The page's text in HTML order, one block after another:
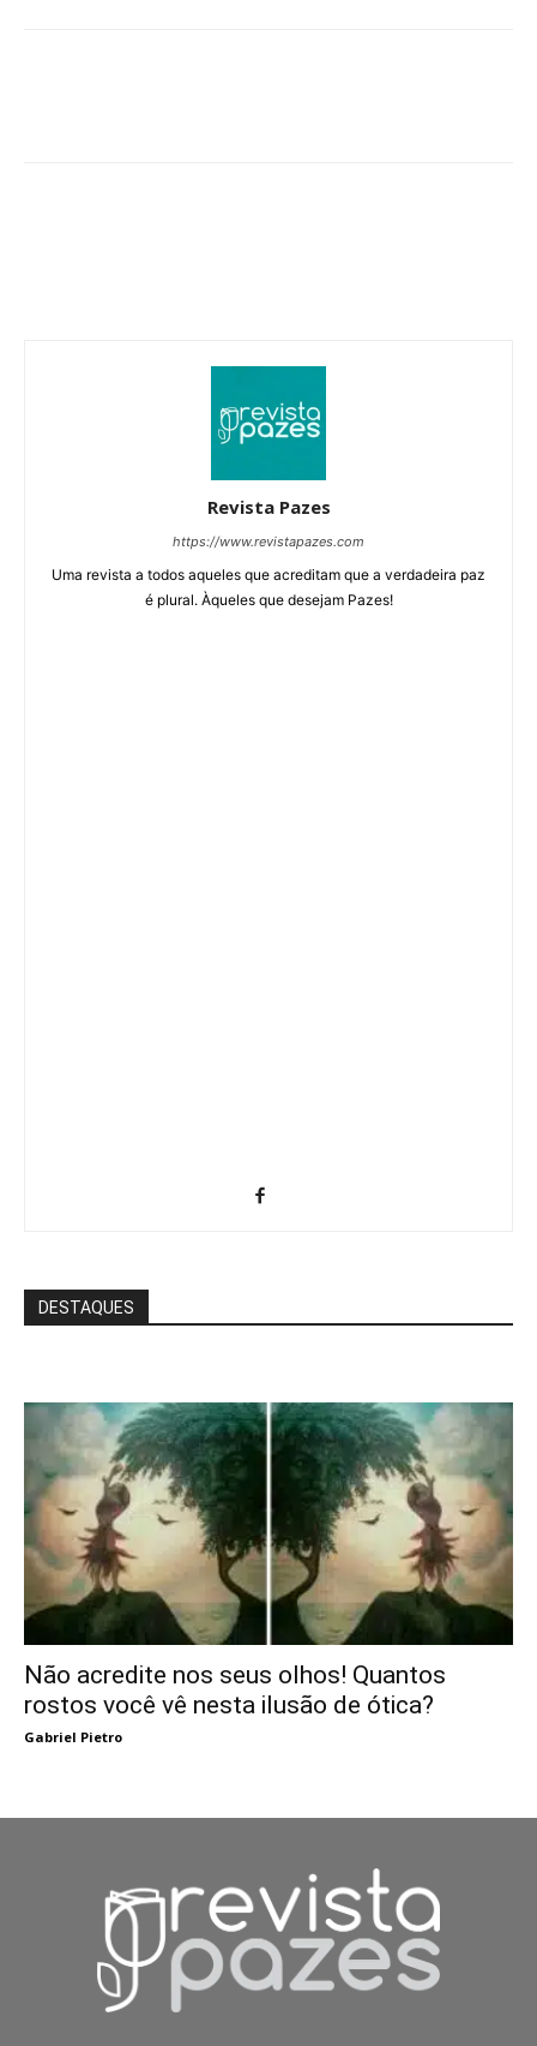
Revista Pazes
https://www.revistapazes.com
Uma revista a todos aqueles que acreditam que a verdadeira paz
é plural. Àqueles que desejam Pazes!
DESTAQUES
Não acredite nos seus olhos! Quantos
rostos você vê nesta ilusão de ótica?
Gabriel Pietro